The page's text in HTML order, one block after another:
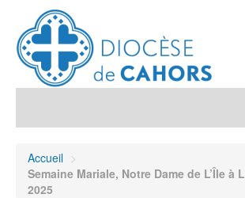
Démarches et sacrements
Accueil >
Semaine Mariale, Notre Dame de L’Île à
2025